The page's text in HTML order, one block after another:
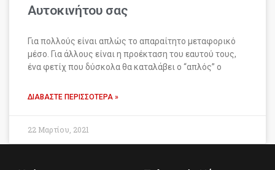
Αυτοκινήτου σας
Για πολλούς είναι απλώς το απαραίτητο μεταφορικό
μέσο. Για άλλους είναι η προέκταση του εαυτού τους,
ένα φετίχ που δύσκολα θα καταλάβει ο “απλός” ο
ΔΙΑΒΆΣΤΕ ΠΕΡΙΣΣΌΤΕΡΑ »
22 Μαρτίου, 2021